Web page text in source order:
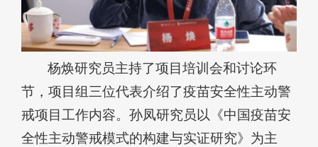
杨焕研究员主持了项目培训会和讨论环
节，项目组三位代表介绍了疫苗安全性主动警
戒项目工作内容。孙凤研究员以《中国疫苗安
全性主动警戒模式的构建与实证研究》为主